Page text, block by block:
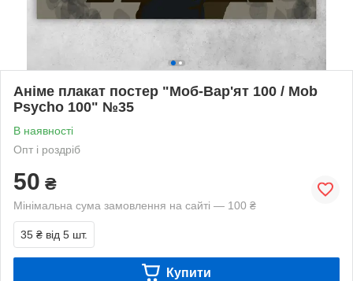
Аніме плакат постер "Моб-Вар'ят 100 / Mob
Psycho 100" №35
В наявності
Опт і роздріб
50 ₴
Мінімальна сума замовлення на сайті — 100 ₴
35 ₴ від 5 шт.
Купити